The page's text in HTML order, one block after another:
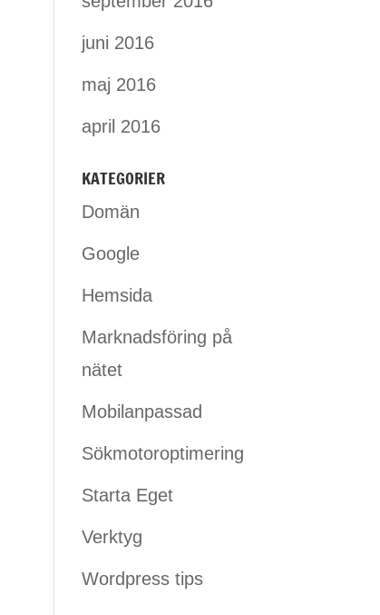
juni 2016
maj 2016
april 2016
KATEGORIER
Domän
Google
Hemsida
Marknadsföring på
nätet
Mobilanpassad
Sökmotoroptimering
Starta Eget
Verktyg
Wordpress tips